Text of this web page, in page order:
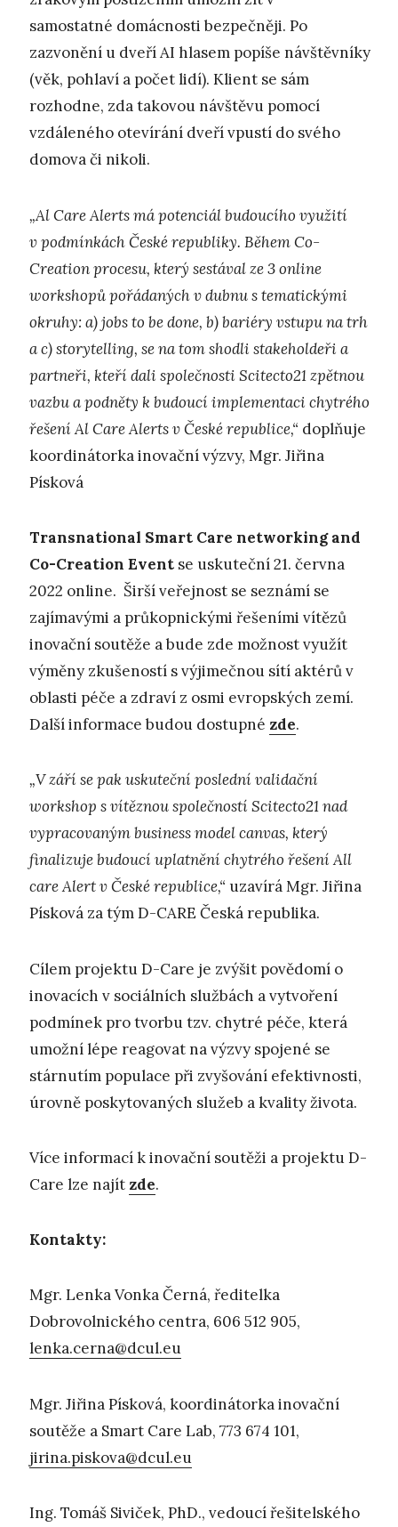
samostatné domácnosti bezpečněji. Po
zazvonění u dveří AI hlasem popíše návštěvníky
(věk, pohlaví a počet lidí). Klient se sám
rozhodne, zda takovou návštěvu pomocí
vzdáleného otevírání dveří vpustí do svého
domova či nikoli.
„Al Care Alerts má potenciál budoucího využití
v podmínkách České republiky. Během Co-
Creation procesu, který sestával ze 3 online
workshopů pořádaných v dubnu s tematickými
okruhy: a) jobs to be done, b) bariéry vstupu na trh
a c) storytelling, se na tom shodli stakeholdeři a
partneři, kteří dali společnosti Scitecto21 zpětnou
vazbu a podněty k budoucí implementaci chytrého
řešení Al Care Alerts v České republice,“ doplňuje
koordinátorka inovační výzvy, Mgr. Jiřina
Písková
Transnational Smart Care networking and
Co-Creation Event se uskuteční 21. června
2022 online. Širší veřejnost se seznámí se
zajímavými a průkopnickými řešeními vítězů
inovační soutěže a bude zde možnost využít
výměny zkušeností s výjimečnou sítí aktérů v
oblasti péče a zdraví z osmi evropských zemí.
Další informace budou dostupné zde.
„V září se pak uskuteční poslední validační
workshop s vítěznou společností Scitecto21 nad
vypracovaným business model canvas, který
finalizuje budoucí uplatnění chytrého řešení All
care Alert v České republice,“ uzavírá Mgr. Jiřina
Písková za tým D-CARE Česká republika.
Cílem projektu D-Care je zvýšit povědomí o
inovacích v sociálních službách a vytvoření
podmínek pro tvorbu tzv. chytré péče, která
umožní lépe reagovat na výzvy spojené se
stárnutím populace při zvyšování efektivnosti,
úrovně poskytovaných služeb a kvality života.
Více informací k inovační soutěži a projektu D-
Care lze najít zde.
Kontakty:
Mgr. Lenka Vonka Černá, ředitelka
Dobrovolnického centra, 606 512 905,
lenka.cerna@dcul.eu
Mgr. Jiřina Písková, koordinátorka inovační
soutěže a Smart Care Lab, 773 674 101,
jirina.piskova@dcul.eu
Ing. Tomáš Siviček, PhD., vedoucí řešitelského